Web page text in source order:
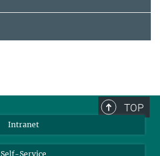
TOP
Intranet
Self-Service